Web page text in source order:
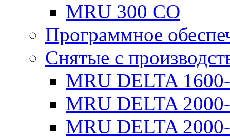
MRU 300 CO
Программное
Снятые с
MRU DELTA
MRU DELTA
MRU DELTA